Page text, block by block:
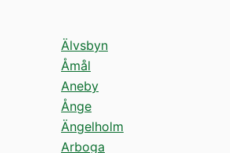
Älvsbyn
Åmål
Aneby
Ånge
Ängelholm
Arboga